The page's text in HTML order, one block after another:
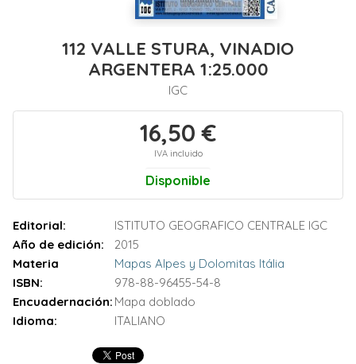
112 VALLE STURA, VINADIO
ARGENTERA 1:25.000
IGC
16,50 €
IVA incluido
Disponible
Editorial:
ISTITUTO GEOGRAFICO CENTRALE IGC
Año de edición:
2015
Materia
Mapas Alpes y Dolomitas Itália
ISBN:
978-88-96455-54-8
Encuadernación: Mapa doblado
Idioma:
ITALIANO